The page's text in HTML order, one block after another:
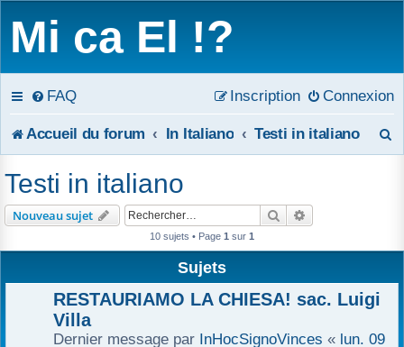
Mi ca El !?
FAQ Connexion
Inscription
Accueil du forum In Italiano Testi in italiano
Testi in italiano
Nouveau sujet Rechercher
10 sujets • Page 1 sur 1
Sujets
RESTAURIAMO LA CHIESA! sac. Luigi
Villa
Dernier message par InHocSignoVinces « lun. 09